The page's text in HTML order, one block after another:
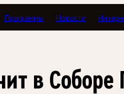
Программы Новости
в Соборе